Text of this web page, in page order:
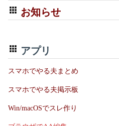
お知らせ
アプリ
スマホでやる夫まとめ
スマホでやる夫掲示板
Win/macOSでスレ作り